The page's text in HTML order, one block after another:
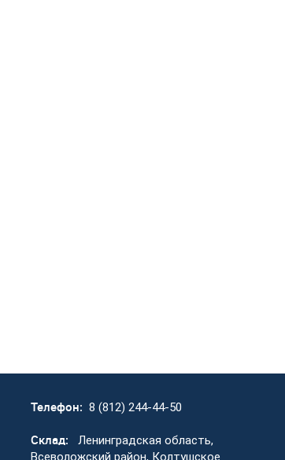
Телефон: 8 (812) 244-44-50
Склад:
Ленинградская область,
Всеволожский район, Колтушское